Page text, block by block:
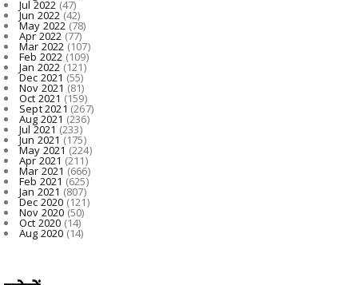
Jul 2022 (47)
Jun 2022(42)
May 2022(78)
Apr 2022 (77)
Mar 2022(107)
Feb 2022 (109)
Jan 2022 (121)
Dec 2021 (55)
Nov 2021 (81)
Oct 2021 (159)
Sept 2021 (267)
Aug 2021 (236)
Jul 2021 (233)
Jun 2021(175)
May 2021(224)
Apr 2021 (211)
Mar 2021 (666)
Feb 2021 (625)
Jan 2021 (807)
Dec 2020(121)
Nov 2020 (50)
Oct 2020 (14)
Aug 2020(14)